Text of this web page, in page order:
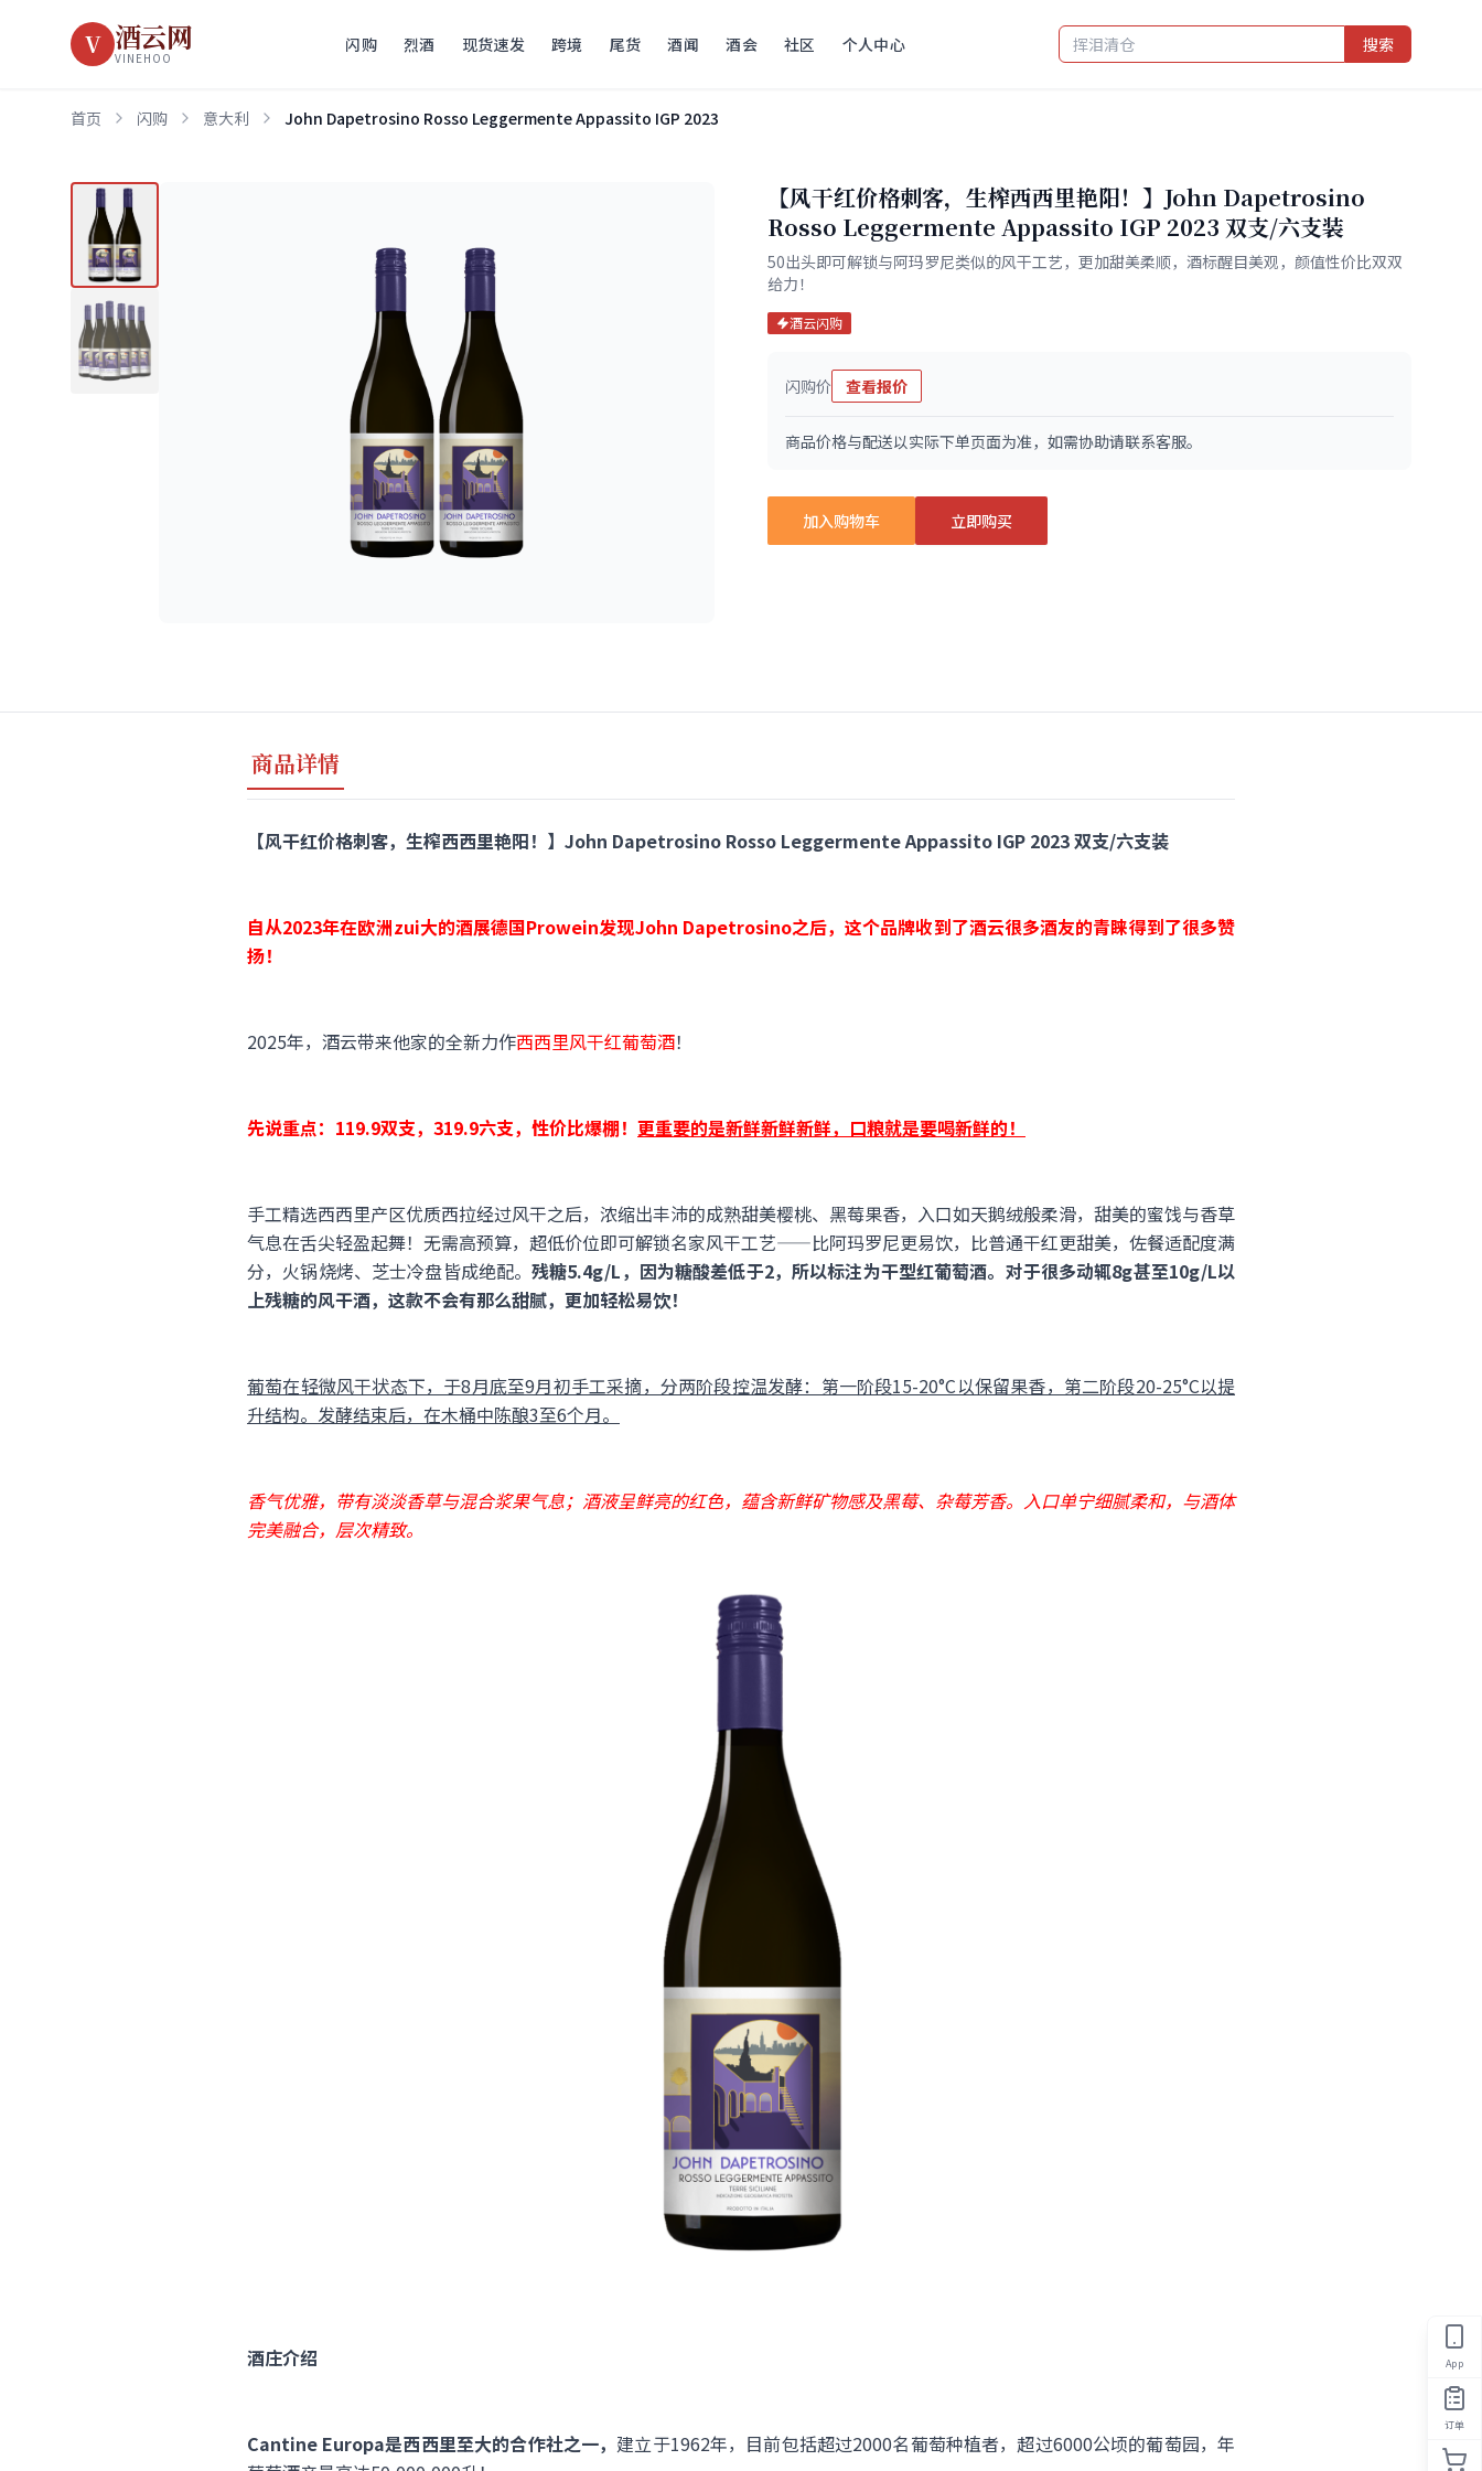
V 酒云网
VINEHOO
闪购 烈酒 现货速发 跨境 尾货 酒闻 酒会 社区 个人中心 搜索
首页 闪购 意大利 John Dapetrosino Rosso Leggermente Appassito IGP 2023
【风干红价格刺客，生榨西西里艳阳！】John Dapetrosino
Rosso Leggermente Appassito IGP 2023 双支/六支装
50出头即可解锁与阿玛罗尼类似的风干工艺，更加甜美柔顺，酒标醒目美观，颜值性价比双双
给力！
酒云闪购
闪购价 查看报价
商品价格与配送以实际下单页面为准，如需协助请联系客服。
加入购物车 立即购买
商品详情
【风干红价格刺客，生榨西西里艳阳！】John Dapetrosino Rosso Leggermente Appassito IGP 2023 双支/六支装
自从2023年在欧洲zui大的酒展德国Prowein发现John Dapetrosino之后，这个品牌收到了酒云很多酒友的青睐得到了很多赞
扬！
2025年，酒云带来他家的全新力作西西里风干红葡萄酒！
先说重点：119.9双支，319.9六支，性价比爆棚！ 更重要的是新鲜新鲜新鲜，口粮就是要喝新鲜的！
手工精选西西里产区优质西拉经过风干之后，浓缩出丰沛的成熟甜美樱桃、黑莓果香，入口如天鹅绒般柔滑，甜美的蜜饯与香草
气息在舌尖轻盈起舞！无需高预算，超低价位即可解锁名家风干工艺——比阿玛罗尼更易饮，比普通干红更甜美，佐餐适配度满
分，火锅烧烤、芝士冷盘皆成绝配。残糖5.4g/L，因为糖酸差低于2，所以标注为干型红葡萄酒。对于很多动辄8g甚至10g/L以
上残糖的风干酒，这款不会有那么甜腻，更加轻松易饮！
葡萄在轻微风干状态下，于8月底至9月初手工采摘，分两阶段控温发酵：第一阶段15-20°C以保留果香，第二阶段20-25°C以提
升结构。发酵结束后，在木桶中陈酿3至6个月。
香气优雅，带有淡淡香草与混合浆果气息；酒液呈鲜亮的红色，蕴含新鲜矿物感及黑莓、杂莓芳香。入口单宁细腻柔和，与酒体
完美融合，层次精致。
酒庄介绍
Cantine Europa是西西里至大的合作社之一， 建立于1962年，目前包括超过2000名葡萄种植者，超过6000公顷的葡萄园，年
App
订单